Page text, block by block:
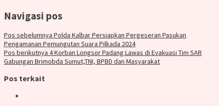
Navigasi pos
Pos sebelumnya Polda Kalbar Persiapkan Pergeseran Pasukan
Pengamanan Pemungutan Suara Pilkada 2024
Pos berikutnya 4 Korban Longsor Padang Lawas di Evakuasi Tim SAR
Gabungan Brimobda Sumut,TNI, BPBD dan Masyarakat
Pos terkait